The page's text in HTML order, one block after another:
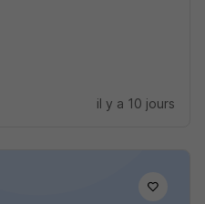
il y a 10 jours